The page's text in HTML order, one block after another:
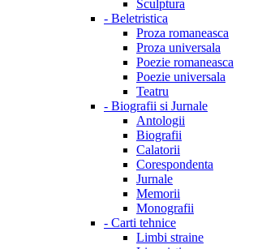
Sculptura
- Beletristica
Proza romaneasca
Proza universala
Poezie romaneasca
Poezie universala
Teatru
- Biografii si Jurnale
Antologii
Biografii
Calatorii
Corespondenta
Jurnale
Memorii
Monografii
- Carti tehnice
Limbi straine